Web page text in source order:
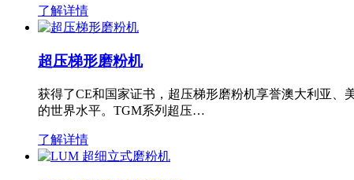
了解详情
超压梯形磨粉机
获得了CE和国家证书，超压梯形磨粉机享誉澳大利亚
的世界水平。TGM系列超压…
了解详情